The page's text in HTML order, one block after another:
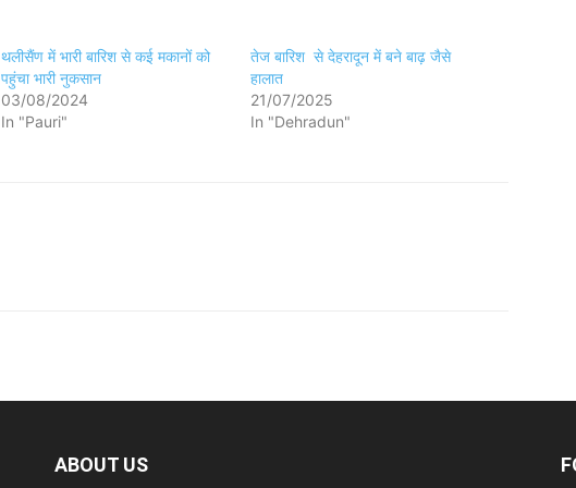
थलीसैंण में भारी बारिश से कई मकानों को
पहुंचा भारी नुकसान
03/08/2024
In "Pauri"
तेज बारिश से देहरादून में बने बाढ़ जैसे
हालात
21/07/2025
In "Dehradun"
ABOUT US